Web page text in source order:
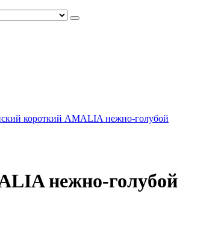
короткий AMALIA нежно-голубой
нежно-голубой